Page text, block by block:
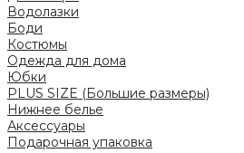
Водолазки
Боди
Костюмы
Одежда для дома
Юбки
PLUS SIZE (Большие размеры)
Нижнее белье
Аксессуары
Подарочная упаковка